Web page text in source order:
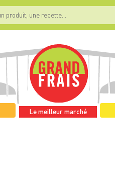
Le meilleur marché